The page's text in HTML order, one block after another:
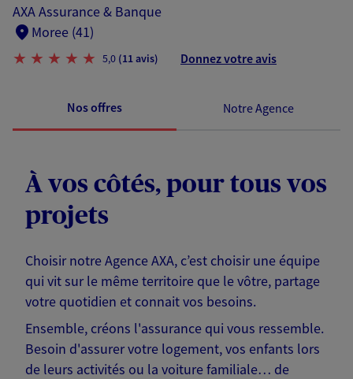
AXA Assurance & Banque
Moree (41)
5,0 (11 avis) Donnez votre avis
Nos offres Notre Agence
À vos côtés, pour tous vos
projets
Choisir notre Agence AXA, c’est choisir une équipe
qui vit sur le même territoire que le vôtre, partage
votre quotidien et connait vos besoins.
Ensemble, créons l'assurance qui vous ressemble.
Besoin d'assurer votre logement, vos enfants lors
de leurs activités ou la voiture familiale… de